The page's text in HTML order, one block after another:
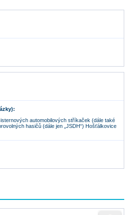
automobilových stříkaček (dále také
hasičů (dále jen „JSDH“) Hošťálkovice